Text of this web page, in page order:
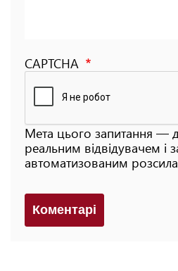
CAPTCHA
Мета цього запитання —
реальним відвідувачем і
автоматизованим
Коментарi